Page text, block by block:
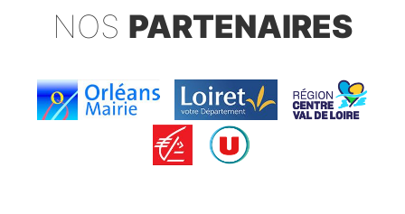
NOS PARTENAIRES